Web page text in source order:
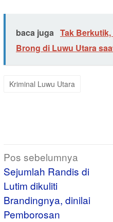
baca juga Tak
Brong di Luwu Utara
Kriminal Luwu Utara
Navigasi
pos
Pos sebelumnya
Sejumlah Randis di
Lutim dikuliti
Brandingnya, dinilai
Pemborosan